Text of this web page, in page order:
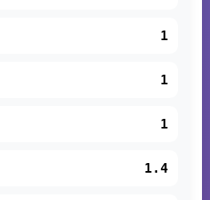
1
1
1
1.4